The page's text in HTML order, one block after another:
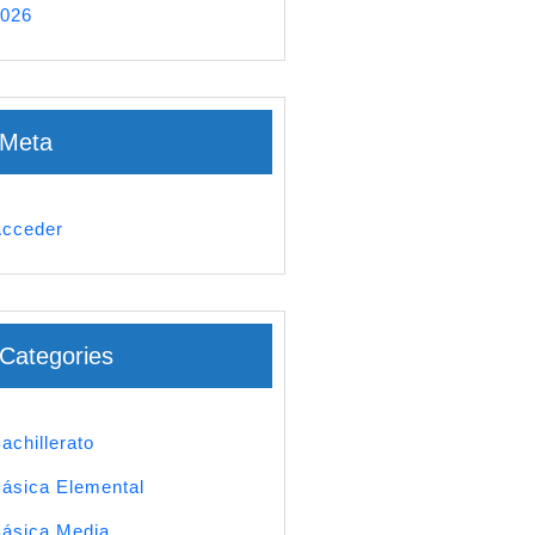
Meta
Categories
Elemental
Media